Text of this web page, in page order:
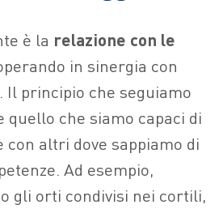
è la relazione con le
in sinergia con
Il principio che seguiamo
quello che siamo capaci di
altri dove sappiamo di
Ad esempio,
gli orti condivisi nei cortili,